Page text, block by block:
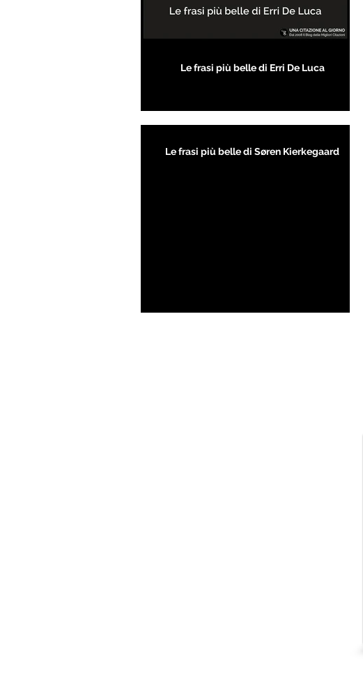
Le frasi più belle di Erri De Luca
Le frasi più belle di Søren Kierkegaard